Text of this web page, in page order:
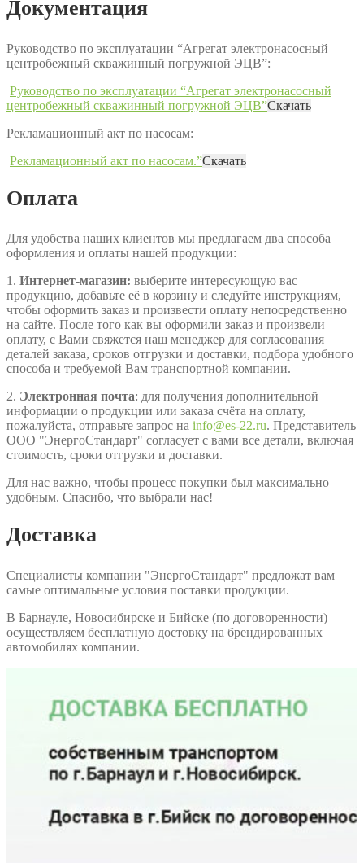
Документация
Руководство по эксплуатации “Агрегат электронасосный
центробежный скважинный погружной ЭЦВ”:
Руководство по эксплуатации “Агрегат электронасосный
центробежный скважинный погружной ЭЦВ”Скачать
Рекламационный акт по насосам:
Рекламационный акт по насосам.”Скачать
Оплата
Для удобства наших клиентов мы предлагаем два способа
оформления и оплаты нашей продукции:
1. Интернет-магазин: выберите интересующую вас
продукцию, добавьте её в корзину и следуйте инструкциям,
чтобы оформить заказ и произвести оплату непосредственно
на сайте. После того как вы оформили заказ и произвели
оплату, с Вами свяжется наш менеджер для согласования
деталей заказа, сроков отгрузки и доставки, подбора удобного
способа и требуемой Вам транспортной компании.
2. Электронная почта: для получения дополнительной
информации о продукции или заказа счёта на оплату,
пожалуйста, отправьте запрос на info@es-22.ru. Представитель
ООО "ЭнергоСтандарт" согласует с вами все детали, включая
стоимость, сроки отгрузки и доставки.
Для нас важно, чтобы процесс покупки был максимально
удобным. Спасибо, что выбрали нас!
Доставка
Специалисты компании "ЭнергоСтандарт" предложат вам
самые оптимальные условия поставки продукции.
В Барнауле, Новосибирске и Бийске (по договоренности)
осуществляем бесплатную достовку на брендированных
автомобилях компании.